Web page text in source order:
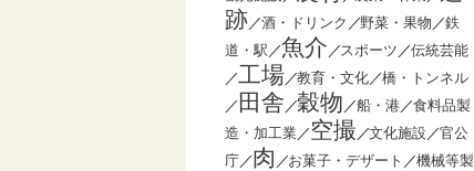
跡／酒・ドリンク ／野菜・果物 ／鉄
道・駅 ／魚介 ／スポーツ ／伝統芸能
／工場／教育・文化／橋・トンネル
／ 田舎 ／穀物 ／船・港／食料品製
造・加工業／空撮 ／文化施設／官公
庁／肉 ／お菓子・デザート ／機械等製